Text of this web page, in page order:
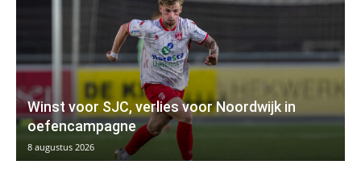
Winst voor SJC, verlies voor Noordwijk in
oefencampagne
8 augustus 2026